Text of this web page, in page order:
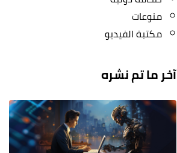
منوعات
مكتبة الفيديو
آخر ما تم نشره